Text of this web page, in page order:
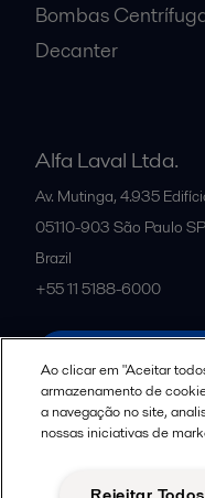
Bombas
Decanter
Alfa Laval Ltda.
Av. Mutinga, 4.935
05110-903 São Paulo SP
Brazil
+55 11 5188-6000
Ao clicar em "Aceitar
armazenamento de
a navegação no site,
nossas iniciativas de